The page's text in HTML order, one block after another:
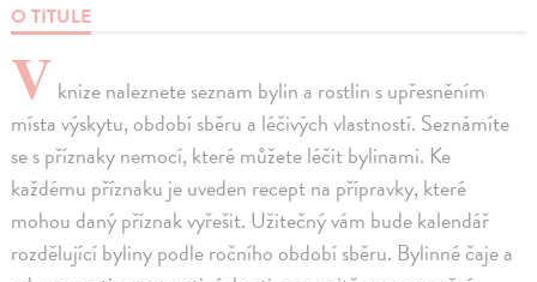
O TITULE
V knize naleznete seznam bylin a rostlin s upřesněním
místa výskytu, období sběru a léčivých vlastností. Seznámíte
se s příznaky nemocí, které můžete léčit bylinami. Ke
každému příznaku je uveden recept na přípravky, které
mohou daný příznak vyřešit. Užitečný vám bude kalendář
rozdělující byliny podle ročního období sběru. Bylinné čaje a